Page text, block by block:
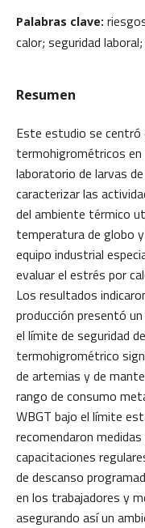
Palabras clave:
calor; seguridad
Resumen
Este estudio se centró
termohigrométricos
laboratorio de larvas
caracterizar las
del ambiente térmico
temperatura de globo
equipo industrial
evaluar el estrés por
Los resultados
producción presentó
el límite de seguridad
termohigrométrico
de artemias y de
rango de consumo
WBGT bajo el límite
recomendaron
capacitaciones
de descanso
en los trabajadores y
asegurando así un